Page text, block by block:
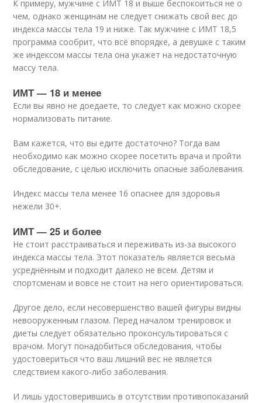
К примеру, мужчине с ИМТ 18 и выше беспокоиться не о
чем, однако женщинам не следует снижать свой вес до
индекса массы тела 19 и ниже. Так мужчине с ИМТ 18,5
программа сообрит, что всё впорядке, а девушке с таким
же индексом массы тела она укажет на недостаточную
массу тела.
ИМТ — 18 и менее
Если вы явно не доедаете, то следует как можно скорее
нормализовать питание.
Вам кажется, что вы едите достаточно? Тогда вам
необходимо как можно скорее посетить врача и пройти
обследование, с целью исключить опасные заболевания.
Индекс массы тела менее 16 опаснее для здоровья
нежели 30+.
ИМТ — 25 и более
Не стоит расстраиваться и переживать из-за высокого
индекса массы тела. Этот показатель является весьма
усреднённым и подходит далеко не всем. Детям и
спортсменам и вовсе не стоит на него ориентироваться.
Другое дело, если несовершенство вашей фигуры видны
невооруженным глазом. Перед началом тренировок и
диеты следует обязательно проконсультироваться с
врачом. Могут понадобиться обследования, чтобы
удостовериться что ваш лишний вес не является
следствием какого-либо заболевания.
И лишь удостоверившись в отсутствии противопоказаний